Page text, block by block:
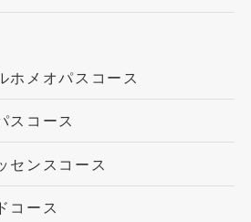
ホメオパスコース
スコース
センスコース
コース